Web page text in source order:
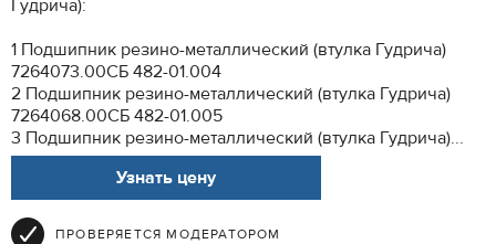
Гудрича):
1 Подшипник резино-металлический (втулка Гудрича)
7264073.00СБ 482-01.004
2 Подшипник резино-металлический (втулка Гудрича)
7264068.00СБ 482-01.005
3 Подшипник резино-металлический (втулка Гудрича)...
Узнать цену
ПРОВЕРЯЕТСЯ МОДЕРАТОРОМ